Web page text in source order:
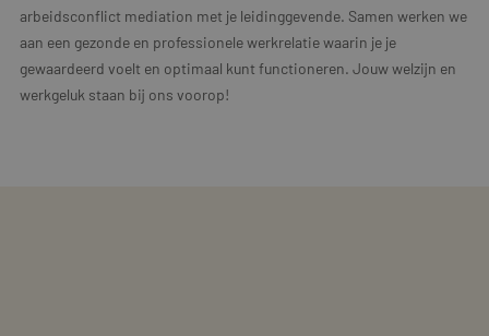
arbeidsconflict mediation met je leidinggevende. Samen werken we
aan een gezonde en professionele werkrelatie waarin je je
gewaardeerd voelt en optimaal kunt functioneren. Jouw welzijn en
werkgeluk staan bij ons voorop!